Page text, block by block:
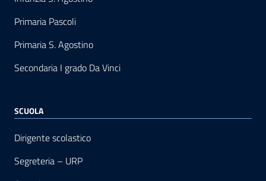
Primaria Pascoli
Primaria S. Agostino
Secondaria I grado Da Vinci
SCUOLA
Dirigente scolastico
Segreteria – URP